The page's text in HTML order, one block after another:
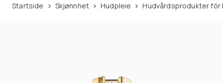
Startside Skjønnhet Hudpleie Hudvårdsprodukter för